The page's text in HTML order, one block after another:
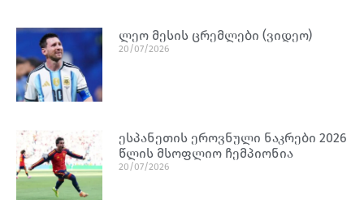
ლეო მესის ცრემლები (ვიდეო)
20/07/2026
ესპანეთის ეროვნული ნაკრები 2026
წლის მსოფლიო ჩემპიონია
20/07/2026